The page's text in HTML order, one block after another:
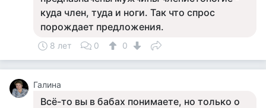
куда член, туда и ноги. Так что спрос
порождает предложения.
8 лет 0 0
Галина
Всё-то вы в бабах понимаете, но только о